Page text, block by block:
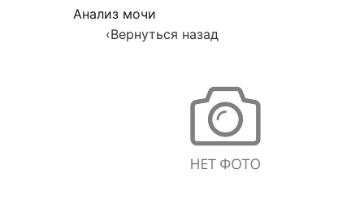
Анализ мочи
‹Вернуться назад